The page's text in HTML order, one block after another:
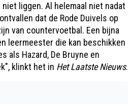
liggen. Al helemaal niet nadat
dat de Rode Duivels op
van countervoetbal. Een bijna
leermeester die kan beschikken
als Hazard, De Bruyne en
klinkt het in Het Laatste Nieuws.